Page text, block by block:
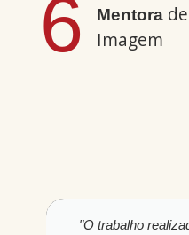
6 Mentora
Imagem
"O trabalho